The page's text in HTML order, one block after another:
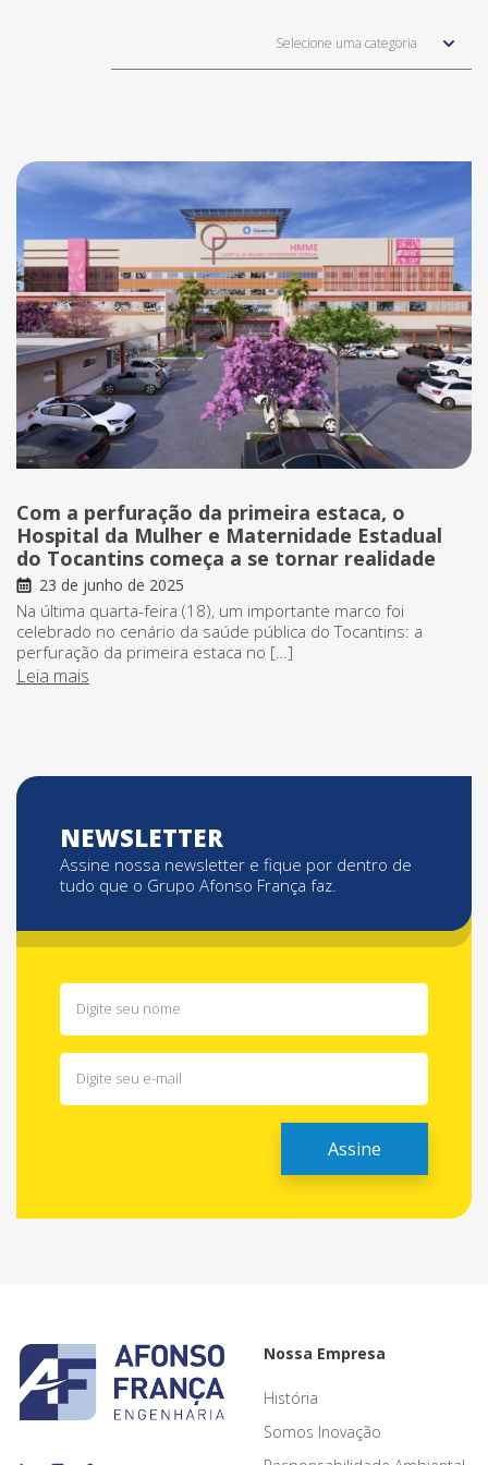
Selecione uma categoria
Com a perfuração da primeira estaca, o
Hospital da Mulher e Maternidade Estadual
do Tocantins começa a se tornar realidade
23 de junho de 2025
Na última quarta-feira (18), um importante marco foi
celebrado no cenário da saúde pública do Tocantins: a
perfuração da primeira estaca no […]
Leia mais
NEWSLETTER
Assine nossa newsletter e fique por dentro de
tudo que o Grupo Afonso França faz.
Nossa Empresa
História
Somos Inovação